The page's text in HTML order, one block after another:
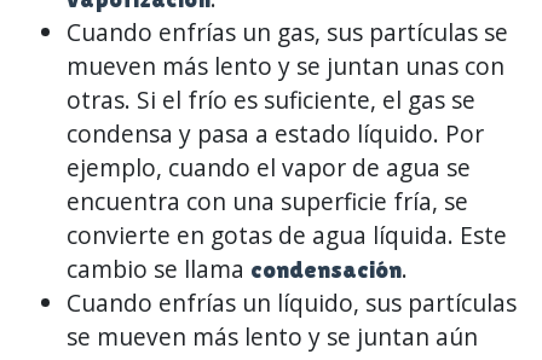
Cuando enfrías un gas, sus partículas se
mueven más lento y se juntan unas con
otras. Si el frío es suficiente, el gas se
condensa y pasa a estado líquido. Por
ejemplo, cuando el vapor de agua se
encuentra con una superficie fría, se
convierte en gotas de agua líquida. Este
cambio se llama condensación.
Cuando enfrías un líquido, sus partículas
se mueven más lento y se juntan aún